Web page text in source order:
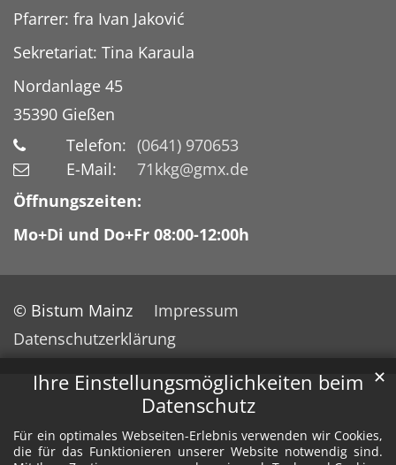
Ihre Einstellungsmöglichkeiten beim
Datenschutz
Für ein optimales Webseiten-Erlebnis verwenden wir Cookies,
die für das Funktionieren unserer Website notwendig sind.
✕
Pfarrer: fra Ivan Jaković
Sekretariat: Tina Karaula
Nordanlage 45
35390 Gießen
Telefon: (0641) 970653
E-Mail:
71kkg@gmx.de
Öffnungszeiten:
Mo+Di und Do+Fr 08:00-12:00h
© Bistum Mainz
Impressum
Datenschutzerklärung